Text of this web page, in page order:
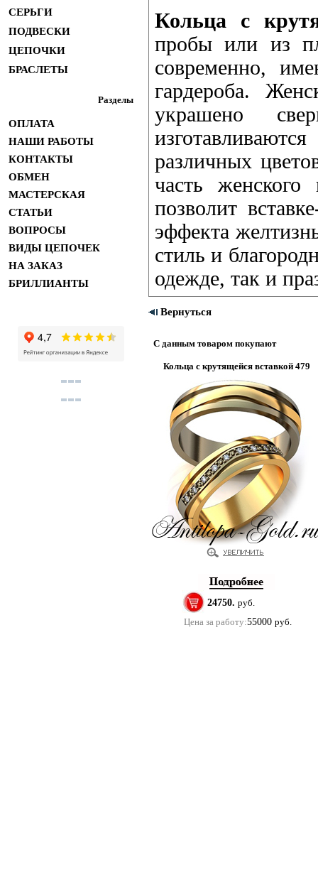
СЕРЬГИ
ПОДВЕСКИ
ЦЕПОЧКИ
БРАСЛЕТЫ
Разделы
ОПЛАТА
НАШИ РАБОТЫ
КОНТАКТЫ
ОБМЕН
МАСТЕРСКАЯ
СТАТЬИ
ВОПРОСЫ
ВИДЫ ЦЕПОЧЕК
НА ЗАКАЗ
БРИЛЛИАНТЫ
Кольца с
пробы или из
современно,
гардероба.
украшено
различных
часть женского
позволит
эффекта
стиль и
одежде, так и
Вернуться
С данным товаром покупают
Кольца с крутящейся вставкой 479
24750. руб.
Цена за работу:55000 руб.